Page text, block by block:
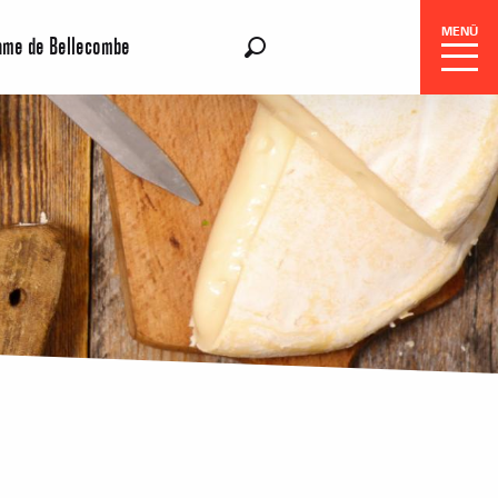
de Bellecombe
Suche
MENÜ